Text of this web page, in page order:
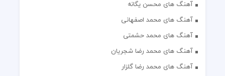
آهنگ های محسن یگانه
آهنگ های محمد اصفهانی
آهنگ های محمد حشمتی
آهنگ های محمد رضا شجریان
آهنگ های محمد رضا گلزار